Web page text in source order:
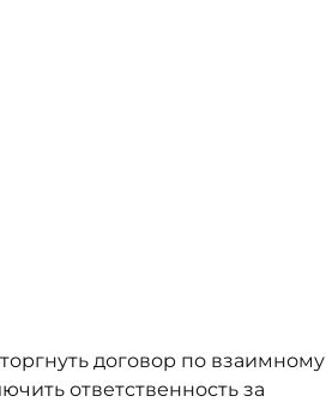
договор по взаимному
ответственность за